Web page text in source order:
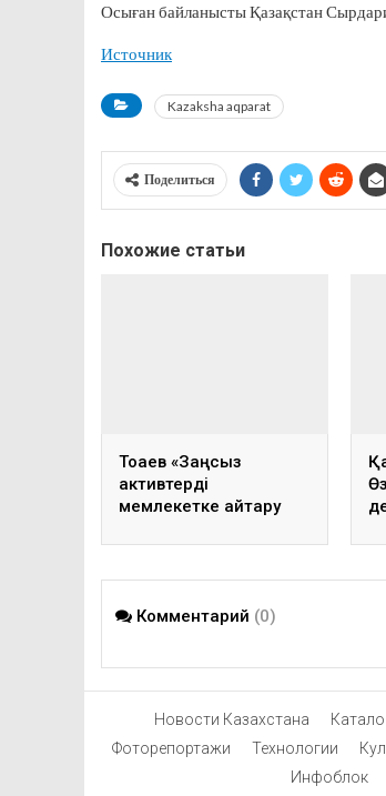
Осыған байланысты Қазақстан
Источник
Kazaksha aqparat
Поделиться
Похожие статьи
Тоқаев «Заңсыз
активтерді
мемлекетке қайтару
Комментарий (0)
Новости Казахстана
Фоторепортажи
Технологии
Инфоблок